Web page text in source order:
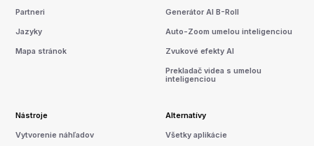
Partneri
Jazyky
Mapa stránok
Generátor AI B-Roll
Auto-Zoom umelou inteligenciou
Zvukové efekty AI
Prekladač videa s umelou
inteligenciou
Nástroje
Vytvorenie náhľadov
Alternatívy
Všetky aplikácie